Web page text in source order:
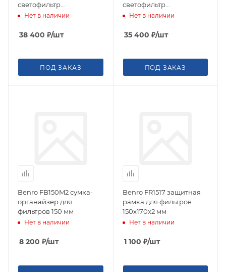
светофильтр
поляризационный для
Нет в наличии
38 400 ₽/шт
ПОД ЗАКАЗ
светофильтр
поляризационный для
Нет в наличии
35 400 ₽/шт
ПОД ЗАКАЗ
Benro FB150M2 сумка-
органайзер для
фильтров 150 мм
Нет в наличии
8 200 ₽/шт
Benro FR1517 защитная
рамка для фильтров
150x170x2 мм
Нет в наличии
1 100 ₽/шт